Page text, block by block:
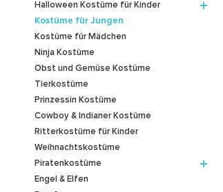
Halloween Kostüme für Kinder
Kostüme für Jungen
Kostüme für Mädchen
Ninja Kostüme
Obst und Gemüse Kostüme
Tierkostüme
Prinzessin Kostüme
Cowboy & Indianer Kostüme
Ritterkostüme für Kinder
Weihnachtskostüme
Piratenkostüme
Engel & Elfen